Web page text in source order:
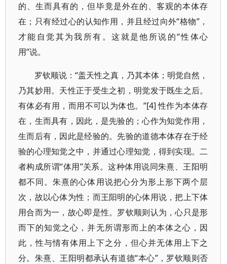
的、生而具有的，但毕竟是外在的、客观的本体存
在；只有经过心的认知作用，并且经过向外“格物”，
才能自觉其为我所有。这就是他所说的“性体心
用”说。
罗钦顺说：“盖天性之真，乃其本体；明觉自然，
乃其妙用。天性正于受生之初，明觉发于既生之后。
有体必有用，而用不可以为体也。”[4] 性作为本体存
在，生而具有，因此，是先验的；心作为知觉作用，
生而后有，因此是经验的。先验的道德本体存在于经
验的心理知觉之中，并通过心理知觉，得到实现。二
者构成所谓“体用”关系。这种体用说同朱熹、王阳明
都不同。朱熹的心体用说把心分为形上形下两个层
次，故以心体为性；而王阳明的心体用说，把上下体
用合而为一，故心即是性。罗钦顺则认为，心只是形
而下的知觉之心，并无所谓形而上的本体之心，因
此，性与情有体用上下之分，但心并无体用上下之
分。朱熹、王阳明都承认有道德“本心”，罗钦顺则否